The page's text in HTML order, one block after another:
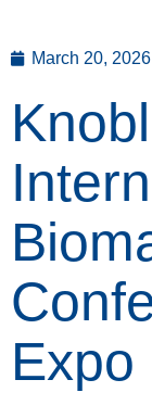
March 20, 2026
Expo